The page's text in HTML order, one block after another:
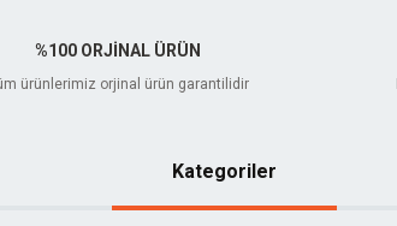
%100 ORJİNAL ÜRÜN
ürünlerimiz orjinal ürün garantilidir
Kategoriler